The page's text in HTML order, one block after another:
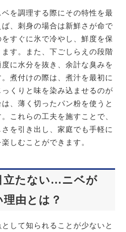
を調理する際にその特性を最
、刺身の場合は新鮮さが命で
すぐに氷で冷やし、鮮度を保
す。また、下ごしらえの段階
に水分を抜き、余計な臭みを
煮付けの際は、煮汁を最初に
くりと味を染み込ませるのが
、薄く切ったパン粉を使うと
これらの工夫を施すことで、
を引き出し、家庭でも手軽に
しむことができます。
立たない…ニベが
由とは？
して知られることが少ないと